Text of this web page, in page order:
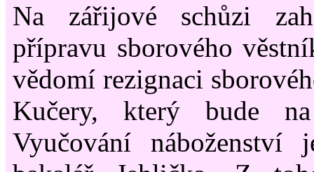
Na zářijové schůzi
přípravu sborového
vědomí rezignaci
Kučery, který bude
Vyučování náboženství